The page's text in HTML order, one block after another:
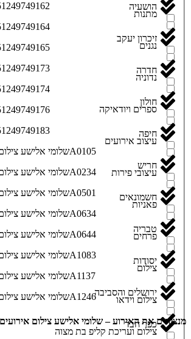
מתנות
נגנים
נדוניה
ספרים ויודאיקה
עיצוב אירועים
עיצובי פירות
פאניות
פרחים
צילום
צילום וידאו
צילום ועריכת קליפ בת מצוה
הושעיה
זיכרון יעקב
חדרה
חולון
חיפה
חריש
חשמונאים
טבריה
יסודות
ירושלים והסביבה
כפר חבד
מנציחים את האירוע – שלומי אלישע צילום אירועים